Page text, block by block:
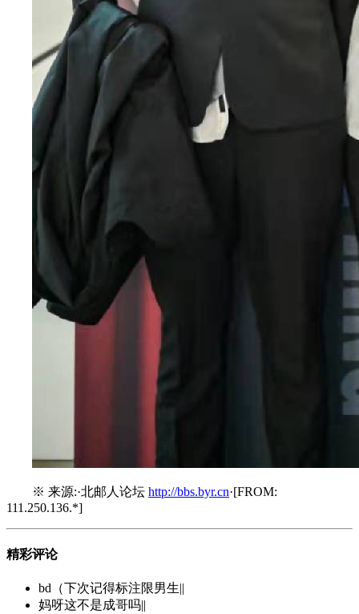
※ 来源:·北邮人论坛 http://bbs.byr.cn·[FROM:
111.250.136.*]
精彩评论
bd（下次记得标注限男生||
妈呀这不是成哥吗||